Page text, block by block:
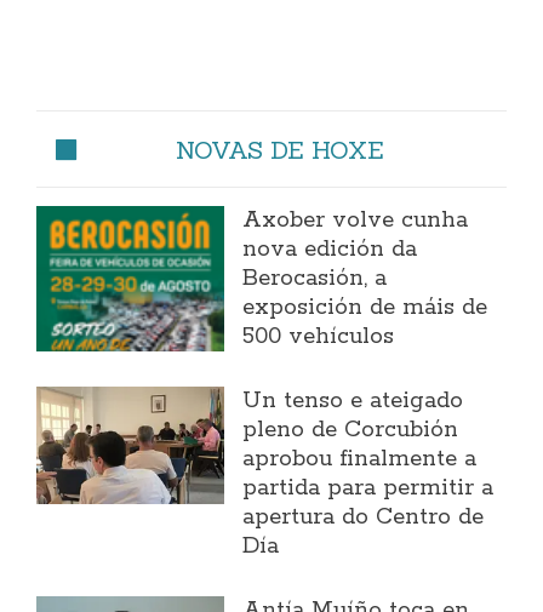
NOVAS DE HOXE
Axober volve cunha
nova edición da
Berocasión, a
exposición de máis de
500 vehículos
Un tenso e ateigado
pleno de Corcubión
aprobou finalmente a
partida para permitir a
apertura do Centro de
Día